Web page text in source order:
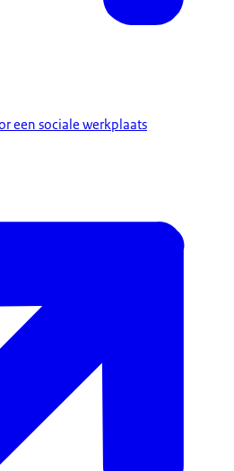
een sociale werkplaats